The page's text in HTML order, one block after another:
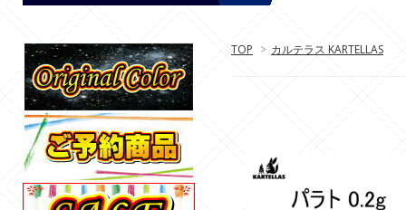
TOP > カルテラス KARTELLAS